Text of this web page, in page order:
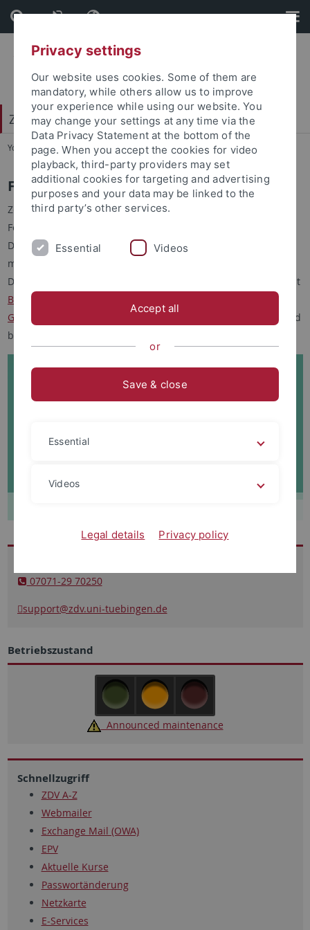
Skip
to
content
Skip
to
footer
Zentrum für Datenverarbeitung (ZDV)
You are here: Startseite ... Forschungsdatenmanagement
Forschungsdatenmanagement (FDM)
Zentrale Anlaufstelle für allgemeine Fragen zum Thema
Forschungsdatenmanagment ist der
Das ZDV unterstützt Forschende an der Universität Tübingen
mit Dienstleistungen im Bereich
Darüber hinaus ist das ZDV ein
-Standort und bietet mit
BinAC2
German Network for Bioinformatics Infrastructure
(de.NBI) und
bietet Zugang zur
07071-29 70250
support@zdv.uni-tuebingen.de
Betriebszustand
Announced maintenance
Schnellzugriff
ZDV A-Z
Webmailer
Exchange Mail (OWA)
EPV
Aktuelle Kurse
Passwortänderung
Netzkarte
E-Services
Privacy settings
Our website uses cookies. Some of them are
mandatory, while others allow us to improve
your experience while using our website. You
may change your settings at any time via the
Data Privacy Statement at the bottom of the
page. When you accept the cookies for video
playback, third-party providers may set
additional cookies for targeting and advertising
purposes and your data may be linked to the
third party’s other services.
Essential Videos
Accept all
or
Save & close
Essential
Videos
Legal details Privacy policy